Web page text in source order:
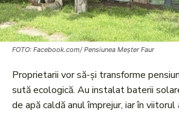
FOTO: Facebook.com/ Pensiunea Meșter Faur
Proprietarii vor să-și transforme
sută ecologică. Au instalat baterii
de apă caldă anul împrejur, iar în